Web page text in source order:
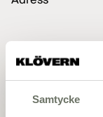
Samtycke
Dokument
Bofaktablad